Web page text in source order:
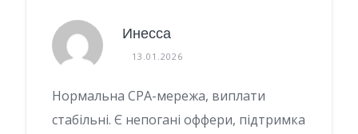
Инесса
13.01.2026
Нормальна CPA-мережа, виплати
стабільні. Є непогані оффери, підтримка